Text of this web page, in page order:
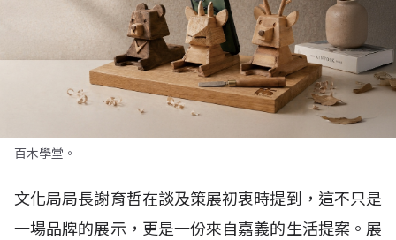
百木學堂。
文化局局長謝育哲在談及策展初衷時提到，這不只是
一場品牌的展示，更是一份來自嘉義的生活提案。展